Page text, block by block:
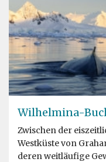
Wilhelmina-
Zwischen der
Westküste von
deren weitläufige